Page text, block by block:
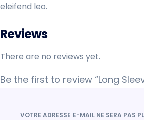
eleifend leo.
Reviews
There are no reviews yet.
Be the first to review “Long
VOTRE ADRESSE E-MAIL NE SERA PAS